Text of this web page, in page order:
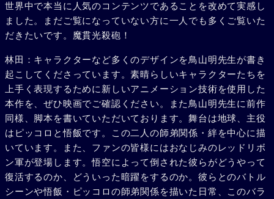
世界中で本当に人気のコンテンツであることを改めて実感し
ました。まだご覧になっていない方に一人でも多くご覧いた
だきたいです。魔貫光殺砲！
林田：キャラクターなど多くのデザインを鳥山明先生が書き
起こしてくださっています。素晴らしいキャラクターたちを
上手く表現するために新しいアニメーション技術を使用した
本作を、ぜひ映画でご確認ください。また鳥山明先生に前作
同様、脚本を書いていただいております。舞台は地球、主役
はピッコロと悟飯です。この二人の師弟関係・絆を中心に描
いています。また、ファンの皆様にはおなじみのレッドリボ
ン軍が登場します。悟空によって倒された彼らがどうやって
復活するのか、どういった暗躍をするのか。彼らとのバトル
シーンや悟飯・ピッコロの師弟関係を描いた日常、このバラ